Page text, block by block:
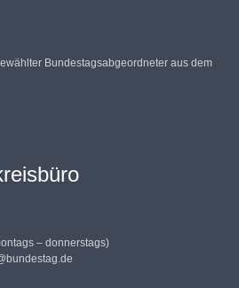
Bundestagsabgeordneter aus dem
– donnerstags)